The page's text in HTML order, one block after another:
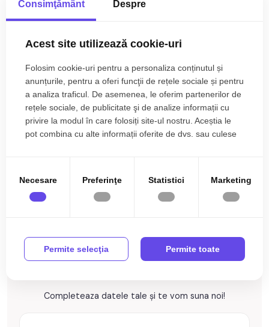
Finisajele interioare sunt clasice
• Usi interioare: celulare;
• Tamplarie ferestre: pvc, termopan;
• Pereti: vopsea lavabila, faianta;
• Podele: parchet, gresie.
Utilitati si dotari:
• Bucatarie: mobilata, utilata;
• Contorizare: apometre, contor gaz, contor curent electric;
• Caracteristici bloc: interfon, acoperis.
cuptor, hota, masina de spalat rufe, frigider cu congelator.
Se accepta ca si modalitate de plata surse proprii sau credit
Centrala proprie
Exterior
Vopsea lavabila
Faianta
Parchet
Gresie
Finisat
PVC
Metal
Celulare
Debara
Mobilata
Interfon
Acoperis
Florica Snop
Broker Imobiliar
0785.822.822
balcon zona Cedonia
Completeaza datele tale și te vom suna noi!
Consimţământ Despre
Acest site utilizează cookie-uri
Folosim cookie-uri pentru a personaliza conținutul și
anunțurile, pentru a oferi funcţii de rețele sociale și pentru
a analiza traficul. De asemenea, le oferim partenerilor de
rețele sociale, de publicitate şi de analize informații cu
privire la modul în care folosiți site-ul nostru. Aceștia le
pot combina cu alte informații oferite de dvs. sau culese
Necesare Preferinţe Statistici Marketing
Permite selecţia Permite toate